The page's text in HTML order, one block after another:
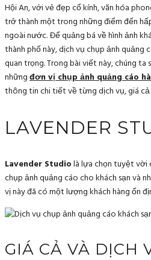
Hội An, với vẻ đẹp cổ kính, văn hóa
trở thành một trong những điểm đến
ngoài nước. Để quảng bá về hình ảnh
thành phố này, dịch vụ chụp ảnh
quan trọng. Trong bài viết này, chúng ta
nhữngđơn vị chụp ảnh quảng cáo
thông tin chi tiết về từng dịch vụ, giá
LAVENDER
Lavender Studiolà lựa chọn tuyệt vời
chụp ảnh quảng cáo cho khách sạn và
vị này đã có một lượng khách hàng ổn
GIÁ CẢ VÀ DỊCH